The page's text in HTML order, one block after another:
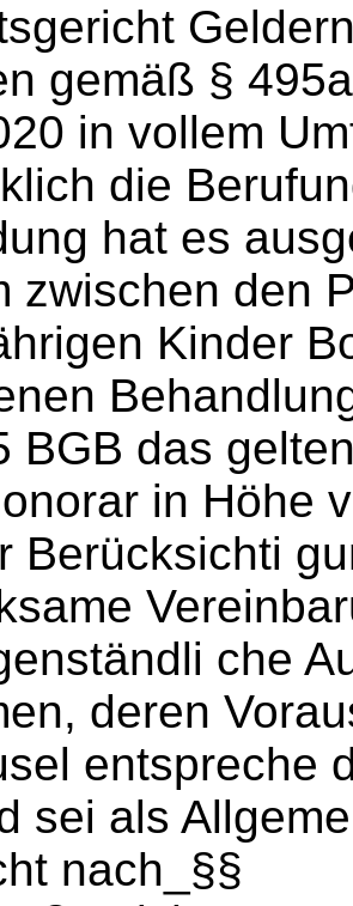
gemäß §
in vollem
die
hat es
zwischen den
Kinder
BGB das
in Höhe
Berücksichti
che
deren
entspreche
sei als
nach_§§